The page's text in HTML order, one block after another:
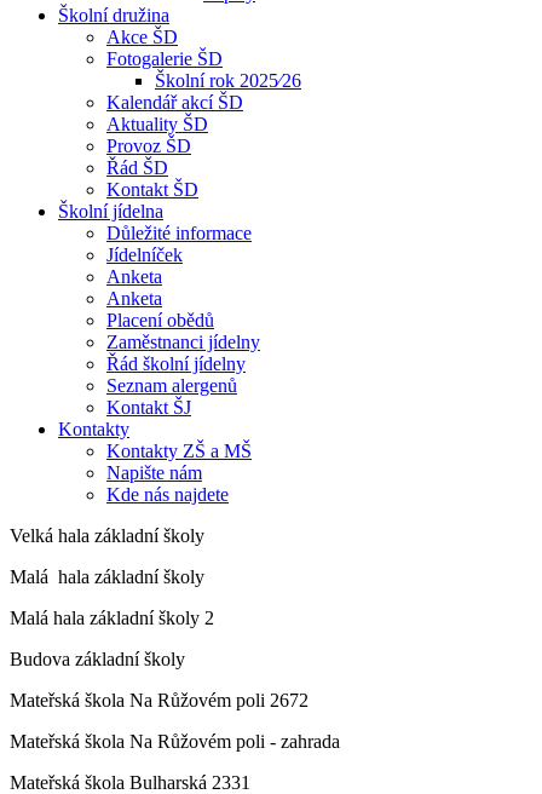
Školní družina
Akce ŠD
Fotogalerie ŠD
Školní rok 2025⁄26
Kalendář akcí ŠD
Aktuality ŠD
Provoz ŠD
Řád ŠD
Kontakt ŠD
Školní jídelna
Důležité informace
Jídelníček
Anketa
Anketa
Placení obědů
Zaměstnanci jídelny
Řád školní jídelny
Seznam alergenů
Kontakt ŠJ
Kontakty
Kontakty ZŠ a MŠ
Napište nám
Kde nás najdete
Velká hala základní školy
Malá hala základní školy
Malá hala základní školy 2
Budova základní školy
Mateřská škola Na Růžovém poli 2672
Mateřská škola Na Růžovém poli - zahrada
Mateřská škola Bulharská 2331